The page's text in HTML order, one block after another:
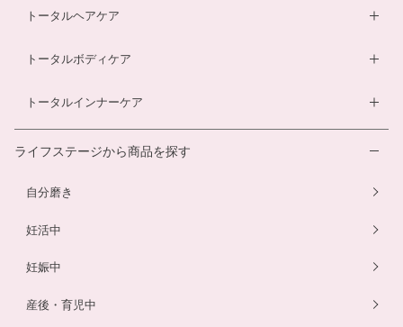
酵素ドリンク
温活シルク腹巻き
ルイボスティー
離乳食サービス
幼児食サービス
骨盤ベルト
薬用入浴剤
トータルヘアケア
ヘアローション
ヘアカラートリートメント
トータルボディケア
ダイエットサプリ
酵素ドリンク
トータルインナーケア
ライフステージから商品を探す
自分磨き
妊活中
妊娠中
産後・育児中